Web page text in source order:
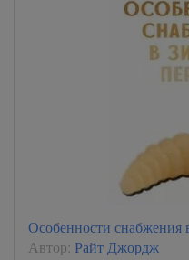
Особенности снабжения
Автор: Райт Джордж